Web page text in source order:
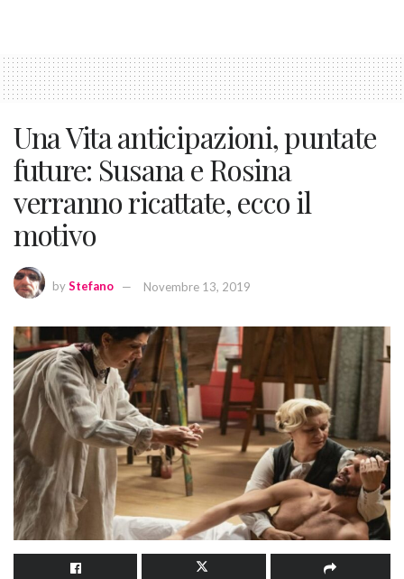
Una Vita anticipazioni, puntate
future: Susana e Rosina
verranno ricattate, ecco il
motivo
byStefano Novembre 13, 2019